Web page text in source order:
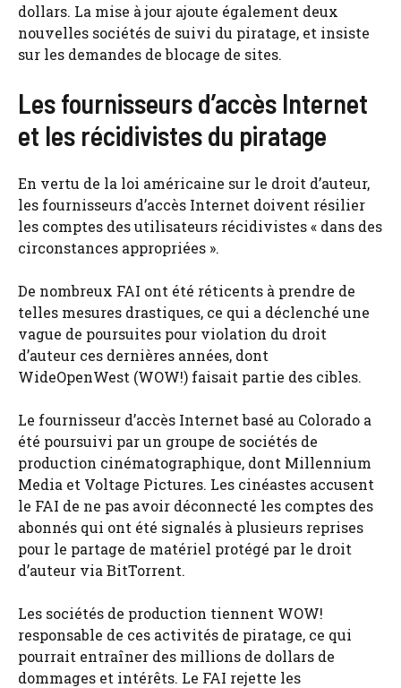
dollars. La mise à jour ajoute également deux
nouvelles sociétés de suivi du piratage, et insiste
sur les demandes de blocage de sites.
Les fournisseurs d’accès Internet
et les récidivistes du piratage
En vertu de la loi américaine sur le droit d’auteur,
les fournisseurs d’accès Internet doivent résilier
les comptes des utilisateurs récidivistes « dans des
circonstances appropriées ».
De nombreux FAI ont été réticents à prendre de
telles mesures drastiques, ce qui a déclenché une
vague de poursuites pour violation du droit
d’auteur ces dernières années, dont
WideOpenWest (WOW!) faisait partie des cibles.
Le fournisseur d’accès Internet basé au Colorado a
été poursuivi par un groupe de sociétés de
production cinématographique, dont Millennium
Media et Voltage Pictures. Les cinéastes accusent
le FAI de ne pas avoir déconnecté les comptes des
abonnés qui ont été signalés à plusieurs reprises
pour le partage de matériel protégé par le droit
d’auteur via BitTorrent.
Les sociétés de production tiennent WOW!
responsable de ces activités de piratage, ce qui
pourrait entraîner des millions de dollars de
dommages et intérêts. Le FAI rejette les